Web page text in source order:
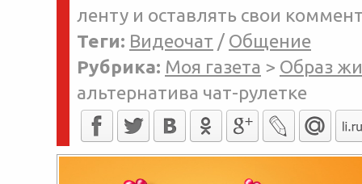
ленту и оставлять свои
Теги: Видеочат / Общение
Рубрика: Моя газета > Образ
альтернатива чат-рулетке